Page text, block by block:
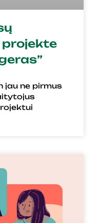
projekte
jau ne pirmus